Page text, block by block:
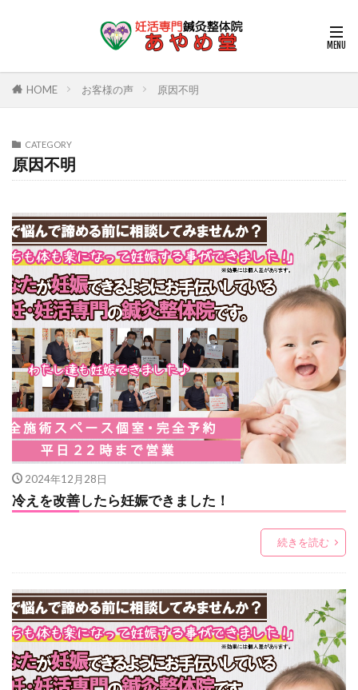
HOME お客様の声 原因不明
CATEGORY
原因不明
2024年12月28日
冷えを改善したら妊娠できました！
続きを読む